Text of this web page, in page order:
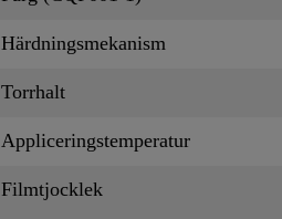
Härdningsmekanism
Torrhalt
Appliceringstemperatur
Filmtjocklek